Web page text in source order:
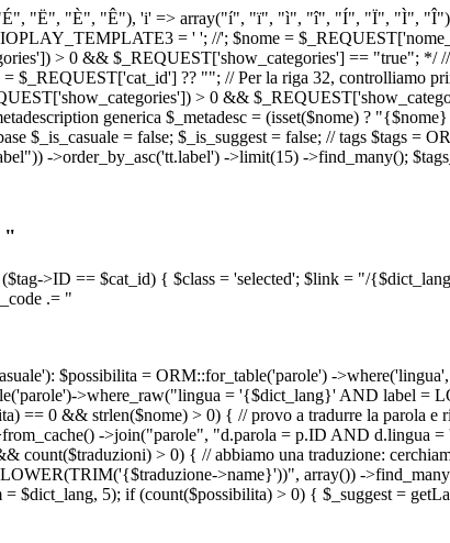
"Ë", "È", "Ê"), 'i' => array("í", "ï", "ì", "î", "Í", "Ï", "Ì",
= ' '; //'; $nome =
> 0 && $_REQUEST['show_categories'] == "true"; */ //
?? ""; // Per la riga 32, controlliamo
> 0 &&
generica $_metadesc = (isset($nome) ?
= false; $_is_suggest = false; // tags $tags =
->order_by_asc('tt.label') ->limit(15) ->find_many();
"
>ID == $cat_id) { $class = 'selected'; $link = "/
.= "
$possibilita = ORM::for_table('parole') -
>where_raw("lingua = '{$dict_lang}' AND label
== 0 && strlen($nome) > 0) { // provo a tradurre la parola
->join("parole", "d.parola = p.ID AND
count($traduzioni) > 0) { // abbiamo una traduzione:
>name}'))", array()) -
$dict_lang, 5); if (count($possibilita) > 0) { $_suggest =